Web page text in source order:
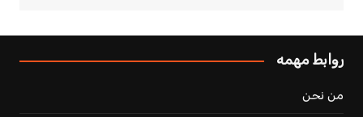
روابط مهمه
من نحن